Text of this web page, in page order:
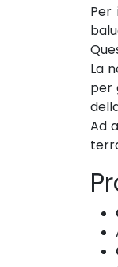
Per
La
per
Ad